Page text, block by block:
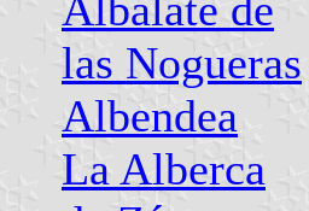
las Nogueras
Albendea
La Alberca